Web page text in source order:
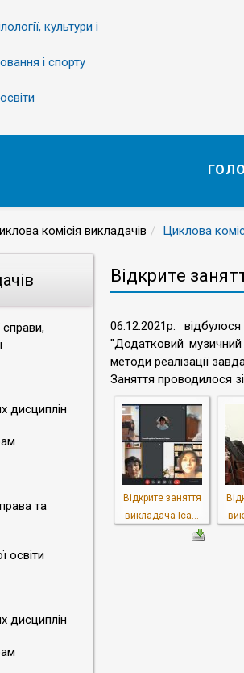
культури і
і спорту
комісія викладачів Циклова
справи,
дисциплін
та
освіти
дисциплін
Відкрите
06.12.2021р.
"Додатковий
методи реалізації
Заняття проводилося
Відкрите заняття
викладача Іса...